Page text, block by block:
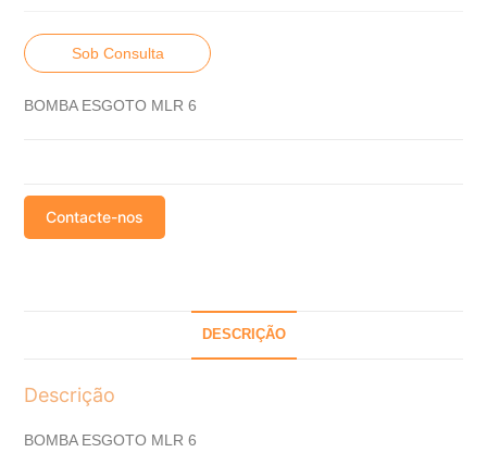
Sob Consulta
BOMBA ESGOTO MLR 6
Contacte-nos
DESCRIÇÃO
Descrição
BOMBA ESGOTO MLR 6